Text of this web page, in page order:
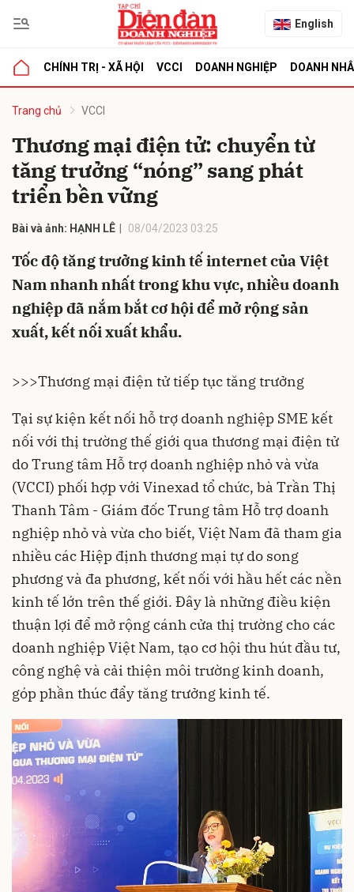
English
CHÍNH TRỊ - XÃ HỘI VCCI DOANH NGHIỆP DOANH
Trang chủ VCCI
Thương mại điện tử: chuyển từ
tăng trưởng “nóng” sang phát
triển bền vững
Bài và ảnh: HẠNH LÊ 08/04/2023 03:25
Tốc độ tăng trưởng kinh tế internet của Việt
Nam nhanh nhất trong khu vực, nhiều doanh
nghiệp đã nắm bắt cơ hội để mở rộng sản
xuất, kết nối xuất khẩu.
>>>Thương mại điện tử tiếp tục tăng trưởng
Tại sự kiện kết nối hỗ trợ doanh nghiệp SME kết
nối với thị trường thế giới qua thương mại điện tử
do Trung tâm Hỗ trợ doanh nghiệp nhỏ và vừa
(VCCI) phối hợp với Vinexad tổ chức, bà Trần Thị
Thanh Tâm - Giám đốc Trung tâm Hỗ trợ doanh
nghiệp nhỏ và vừa cho biết, Việt Nam đã tham gia
nhiều các Hiệp định thương mại tự do song
phương và đa phương, kết nối với hầu hết các nền
kinh tế lớn trên thế giới. Đây là những điều kiện
thuận lợi để mở rộng cánh cửa thị trường cho các
doanh nghiệp Việt Nam, tạo cơ hội thu hút đầu tư,
công nghệ và cải thiện môi trường kinh doanh,
góp phần thúc đẩy tăng trưởng kinh tế.
luận
Hủy